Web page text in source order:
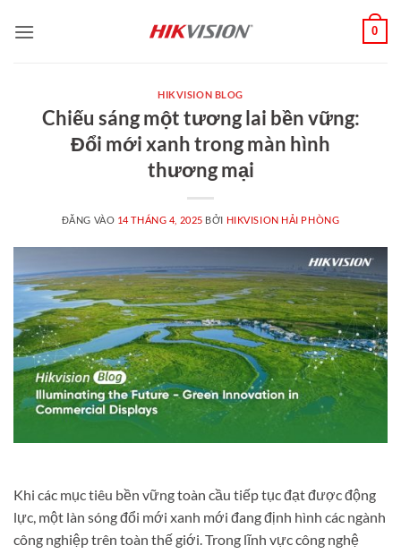
qua
0
HIKVISION BLOG
Chiếu sáng một tương lai bền vững:
Đổi mới xanh trong màn hình
thương mại
ĐĂNG VÀO 14 THÁNG 4, 2025 BỞI HIKVISION HẢI PHÒNG
Khi các mục tiêu bền vững toàn cầu tiếp tục đạt được động
lực, một làn sóng đổi mới xanh mới đang định hình các ngành
công nghiệp trên toàn thế giới. Trong lĩnh vực công nghệ